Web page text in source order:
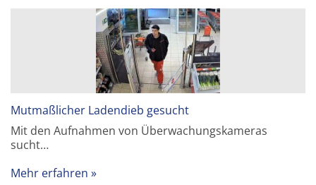
Mutmaßlicher Ladendieb gesucht
Mit den Aufnahmen von Überwachungskameras
sucht…
Mehr erfahren